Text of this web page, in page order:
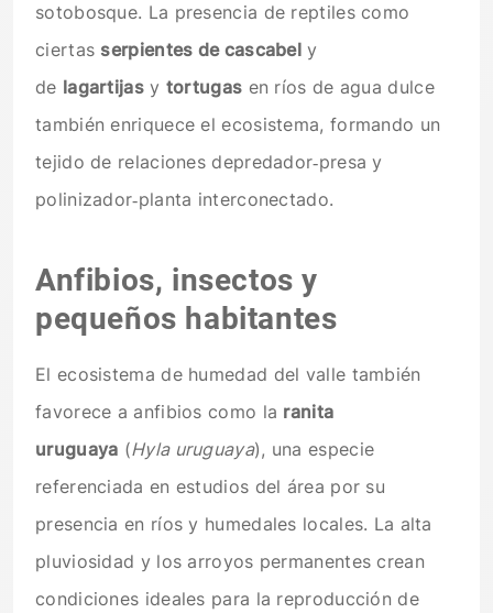
sotobosque. La presencia de reptiles como
ciertas serpientes de cascabel y
de lagartijasy tortugas en ríos de agua dulce
también enriquece el ecosistema, formando un
tejido de relaciones depredador‑presa y
polinizador‑planta interconectado.
Anfibios, insectos y
pequeños habitantes
El ecosistema de humedad del valle también
favorece a anfibios como la ranita
uruguaya (Hyla uruguaya), una especie
referenciada en estudios del área por su
presencia en ríos y humedales locales. La alta
pluviosidad y los arroyos permanentes crean
condiciones ideales para la reproducción de